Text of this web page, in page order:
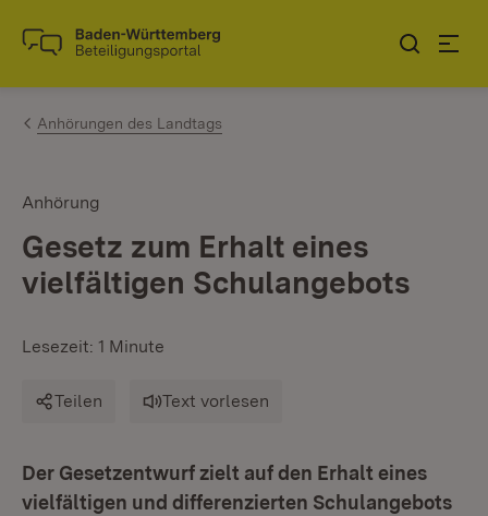
Zum Inhalt springen
Link zur Startseite
Anhörungen des Landtags
Anhörung
Gesetz zum Erhalt eines
vielfältigen Schulangebots
Lesezeit: 1 Minute
Teilen Text vorlesen
Der Gesetzentwurf zielt auf den Erhalt eines
vielfältigen und differenzierten Schulangebots